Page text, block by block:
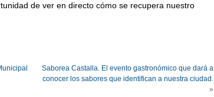
de ver en directo cómo se recupera nuestro
Saborea Castalla. El evento gastronómico que dará a
conocer los sabores que identifican a nuestra ciudad.
»